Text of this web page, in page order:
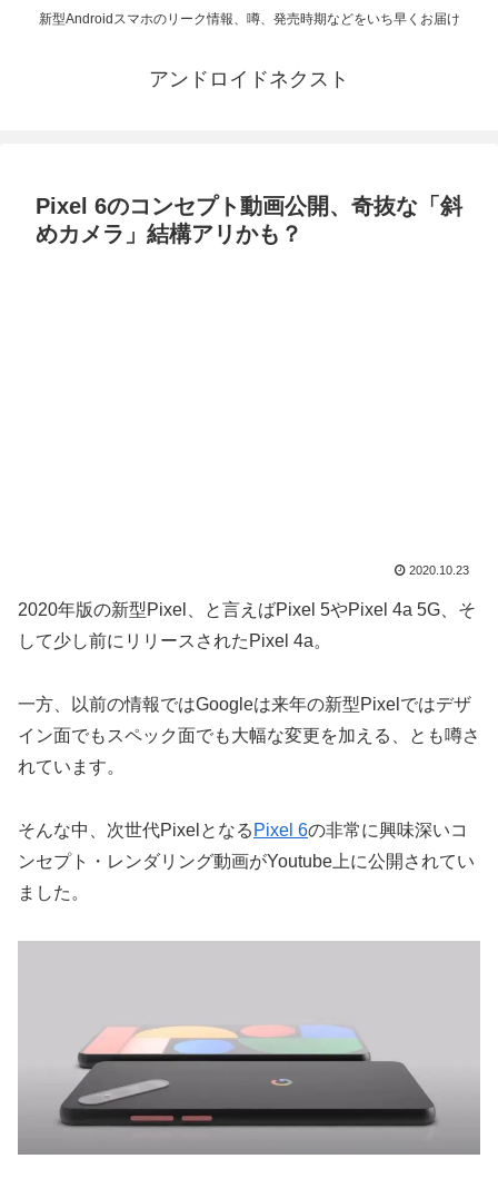
新型Androidスマホのリーク情報、噂、発売時期などをいち早くお届け
アンドロイドネクスト
Pixel 6のコンセプト動画公開、奇抜な「斜
めカメラ」結構アリかも？
2020.10.23
2020年版の新型Pixel、と言えばPixel 5やPixel 4a 5G、そ
して少し前にリリースされたPixel 4a。
一方、以前の情報ではGoogleは来年の新型Pixelではデザ
イン面でもスペック面でも大幅な変更を加える、とも噂さ
れています。
そんな中、次世代Pixelとなる Pixel 6の非常に興味深いコ
ンセプト・レンダリング動画がYoutube上に公開されてい
ました。